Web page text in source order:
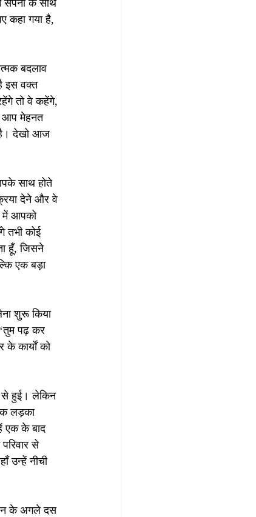
सपनों के साथ
कहा गया है,
बदलाव
इस वक्त
तो वे कहेंगे,
आप मेहनत
है। देखो आज
साथ होते
देने और वे
में आपको
तभी कोई
हूँ, जिसने
एक बड़ा
शुरू किया
पढ़ कर
के कार्यों को
से हुई। लेकिन
लड़का
एक के बाद
से
उन्हें नीची
के अगले दस